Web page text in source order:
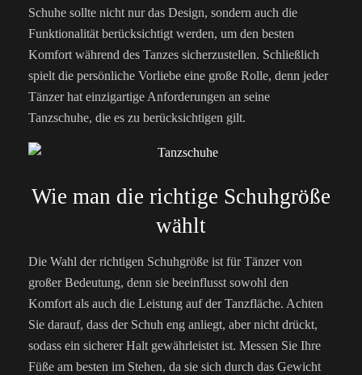
Schuhe sollte nicht nur das Design, sondern auch die
Funktionalität berücksichtigt werden, um den besten
Komfort während des Tanzes sicherzustellen. Schließlich
spielt die persönliche Vorliebe eine große Rolle, denn jeder
Tänzer hat einzigartige Anforderungen an seine
Tanzschuhe, die es zu berücksichtigen gilt.
Wie man die richtige Schuhgröße
wählt
Die Wahl der richtigen Schuhgröße ist für Tänzer von
großer Bedeutung, denn sie beeinflusst sowohl den
Komfort als auch die Leistung auf der Tanzfläche. Achten
Sie darauf, dass der Schuh eng anliegt, aber nicht drückt,
sodass ein sicherer Halt gewährleistet ist. Messen Sie Ihre
Füße am besten im Stehen, da sie sich durch das Gewicht